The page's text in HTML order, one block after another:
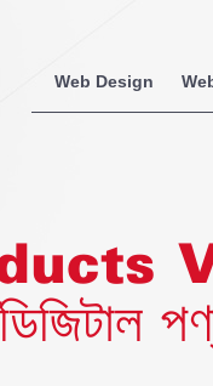
Web Design
পণ্য